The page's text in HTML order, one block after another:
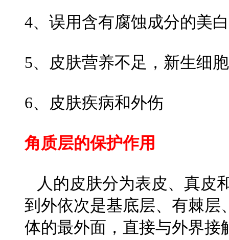
4、误用含有腐蚀成分的美
5、皮肤营养不足，新生细
6、皮肤疾病和外伤
角质层的保护作用
人的皮肤分为表皮、真皮
到外依次是基底层、有棘
体的最外面，直接与外界接